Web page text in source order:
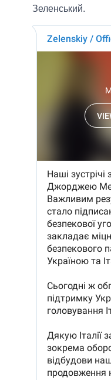
Зеленський.